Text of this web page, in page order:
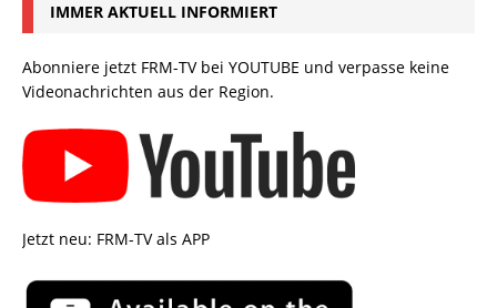
IMMER AKTUELL INFORMIERT
Abonniere jetzt FRM-TV bei YOUTUBE und verpasse keine
Videonachrichten aus der Region.
Jetzt neu: FRM-TV als APP